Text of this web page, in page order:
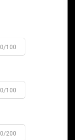
0/100
0/100
0/200